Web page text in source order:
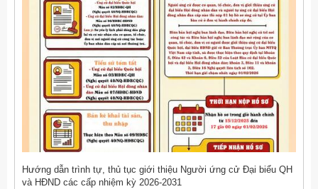
Hướng dẫn trình tự, thủ tục giới thiệu Người ứng cử Đại biểu QH
và HĐND các cấp nhiệm kỳ 2026-2031